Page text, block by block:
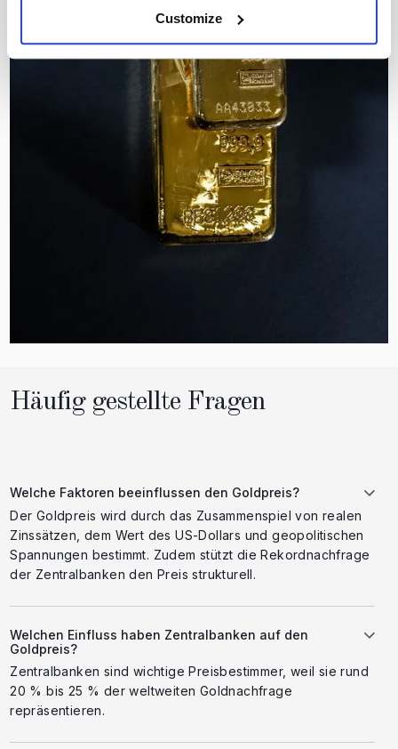
Customize
Häufig gestellte Fragen
Welche Faktoren beeinflussen den Goldpreis?
Der Goldpreis wird durch das Zusammenspiel von realen
Zinssätzen, dem Wert des US-Dollars und geopolitischen
Spannungen bestimmt. Zudem stützt die Rekordnachfrage
der Zentralbanken den Preis strukturell.
Welchen Einfluss haben Zentralbanken auf den
Goldpreis?
Zentralbanken sind wichtige Preisbestimmer, weil sie rund
20 % bis 25 % der weltweiten Goldnachfrage
repräsentieren.